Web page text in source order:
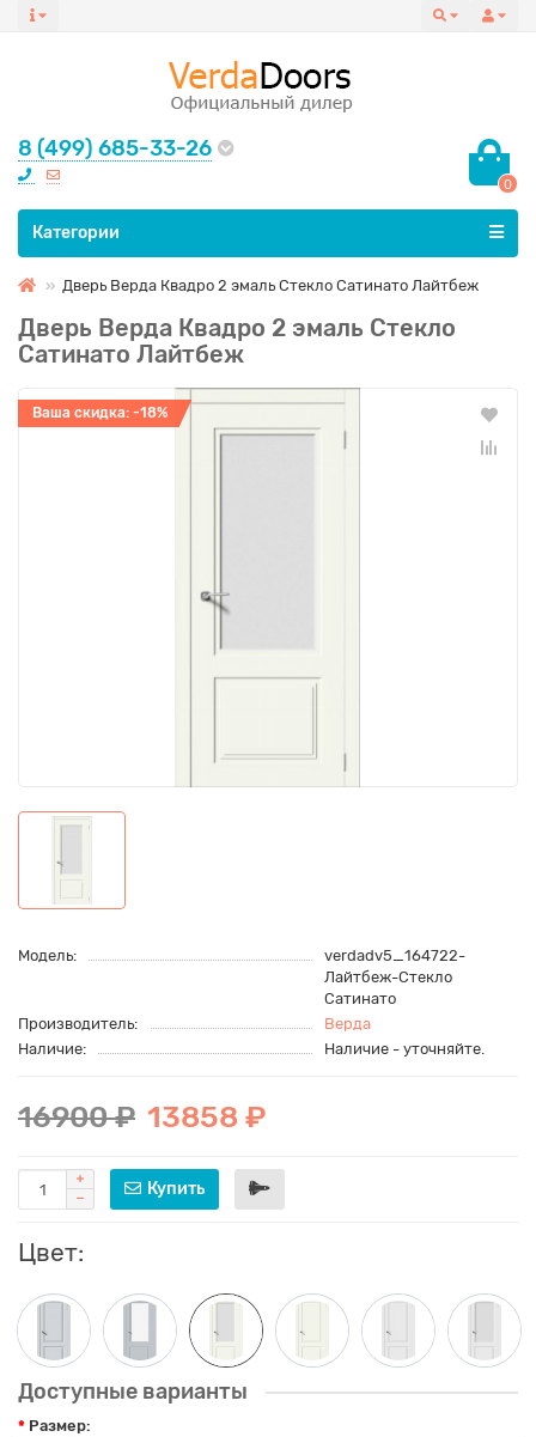
8 (499) 685-33-26
0
Все категории
Категории
Дверь Верда Квадро 2 эмаль Стекло Сатинато Лайтбеж
Дверь Верда Квадро 2 эмаль Стекло
Сатинато Лайтбеж
Ваша скидка: -18%
Модель:
verdadv5_164722-
Лайтбеж-Стекло
Сатинато
Производитель:
Верда
Наличие:
Наличие - уточняйте.
16900 ₽ 13858 ₽
Купить
Цвет:
Доступные варианты
Размер: